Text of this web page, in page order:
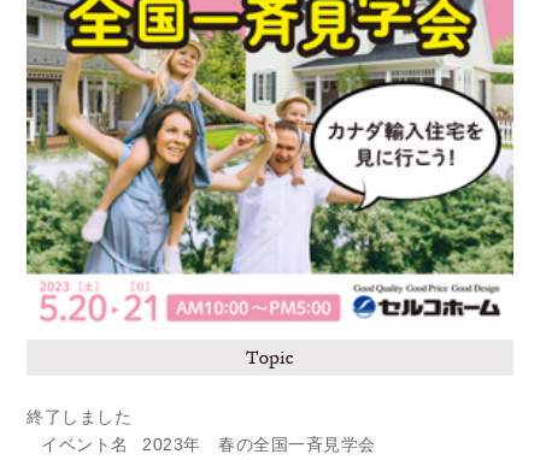
終了しました
イベント名
2023年 春の全国一斉見学会